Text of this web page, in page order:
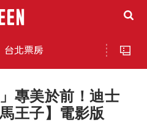
台北票房
專美於前！迪士
王子】電影版